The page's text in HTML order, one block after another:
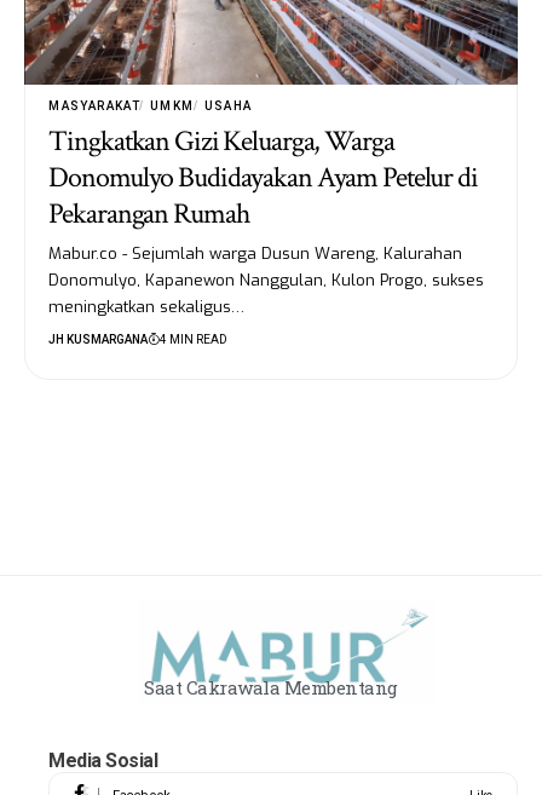
MASYARAKAT UMKM USAHA
Tingkatkan Gizi Keluarga, Warga
Donomulyo Budidayakan Ayam Petelur di
Pekarangan Rumah
Mabur.co - Sejumlah warga Dusun Wareng, Kalurahan
Donomulyo, Kapanewon Nanggulan, Kulon Progo, sukses
meningkatkan sekaligus…
JH KUSMARGANA 4 MIN READ
Saat Cakrawala Membentang
Media Sosial